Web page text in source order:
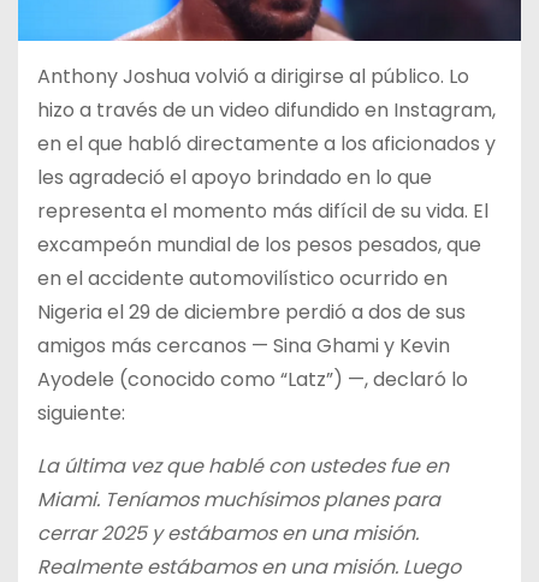
Anthony Joshua volvió a dirigirse al público. Lo
hizo a través de un video difundido en Instagram,
en el que habló directamente a los aficionados y
les agradeció el apoyo brindado en lo que
representa el momento más difícil de su vida. El
excampeón mundial de los pesos pesados, que
en el accidente automovilístico ocurrido en
Nigeria el 29 de diciembre perdió a dos de sus
amigos más cercanos — Sina Ghami y Kevin
Ayodele (conocido como “Latz”) —, declaró lo
siguiente:
La última vez que hablé con ustedes fue en
Miami. Teníamos muchísimos planes para
cerrar 2025 y estábamos en una misión.
Realmente estábamos en una misión. Luego